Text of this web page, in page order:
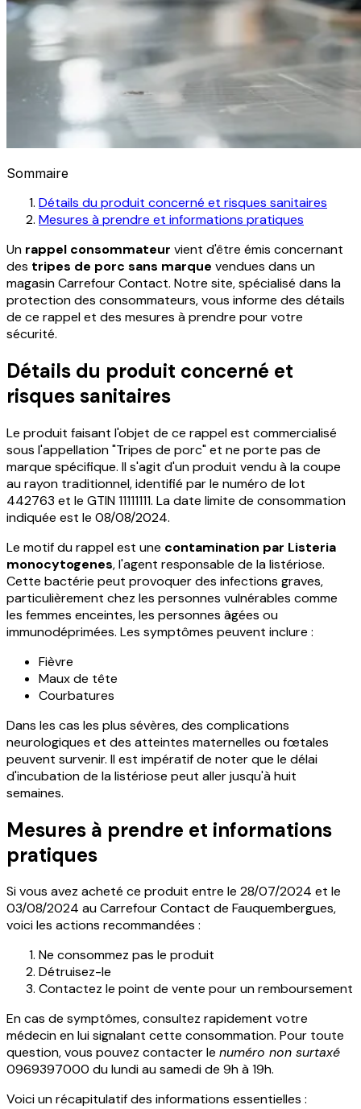
Sommaire
Détails du produit concerné et risques sanitaires
Mesures à prendre et informations pratiques
Un rappel consommateur vient d'être émis concernant
des tripes de porc sans marque vendues dans un
magasin Carrefour Contact. Notre site, spécialisé dans la
protection des consommateurs, vous informe des détails
de ce rappel et des mesures à prendre pour votre
sécurité.
Détails du produit concerné et
risques sanitaires
Le produit faisant l'objet de ce rappel est commercialisé
sous l'appellation "Tripes de porc" et ne porte pas de
marque spécifique. Il s'agit d'un produit vendu à la coupe
au rayon traditionnel, identifié par le numéro de lot
442763 et le GTIN 11111111. La date limite de consommation
indiquée est le 08/08/2024.
Le motif du rappel est une contamination par Listeria
monocytogenes, l'agent responsable de la listériose.
Cette bactérie peut provoquer des infections graves,
particulièrement chez les personnes vulnérables comme
les femmes enceintes, les personnes âgées ou
immunodéprimées. Les symptômes peuvent inclure :
Fièvre
Maux de tête
Courbatures
Dans les cas les plus sévères, des complications
neurologiques et des atteintes maternelles ou fœtales
peuvent survenir. Il est impératif de noter que le délai
d'incubation de la listériose peut aller jusqu'à huit
semaines.
Mesures à prendre et informations
pratiques
Si vous avez acheté ce produit entre le 28/07/2024 et le
03/08/2024 au Carrefour Contact de Fauquembergues,
voici les actions recommandées :
Ne consommez pas le produit
Détruisez-le
Contactez le point de vente pour un remboursement
En cas de symptômes, consultez rapidement votre
médecin en lui signalant cette consommation. Pour toute
question, vous pouvez contacter le numéro non surtaxé
0969397000 du lundi au samedi de 9h à 19h.
Voici un récapitulatif des informations essentielles :